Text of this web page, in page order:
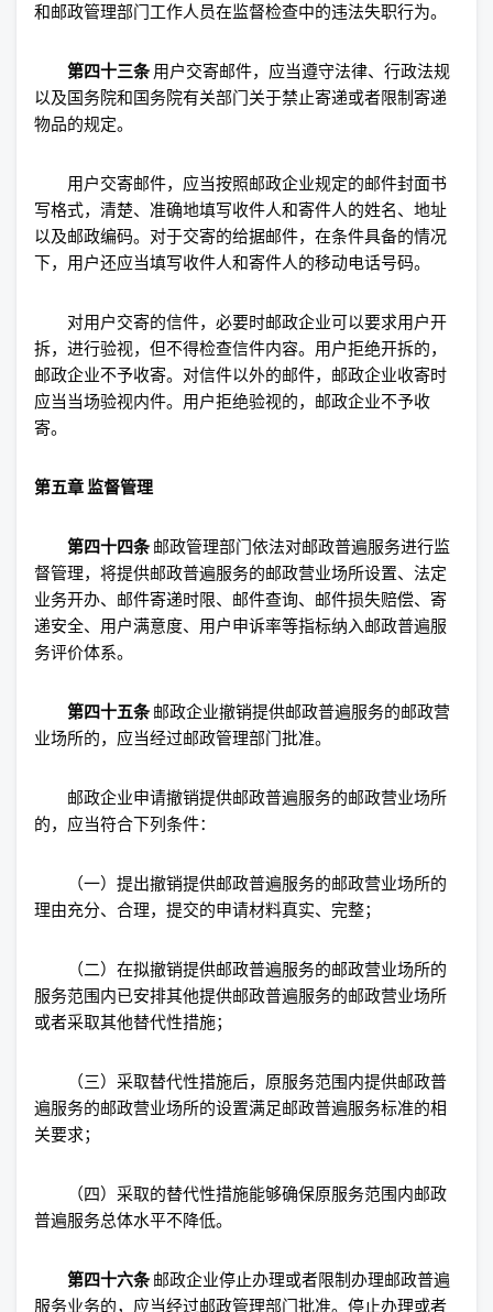
和邮政管理部门工作人员在监督检查中的违法失职行为。
第四十三条用户交寄邮件，应当遵守法律、行政法规
以及国务院和国务院有关部门关于禁止寄递或者限制寄递
物品的规定。
用户交寄邮件，应当按照邮政企业规定的邮件封面书
写格式，清楚、准确地填写收件人和寄件人的姓名、地址
以及邮政编码。对于交寄的给据邮件，在条件具备的情况
下，用户还应当填写收件人和寄件人的移动电话号码。
对用户交寄的信件，必要时邮政企业可以要求用户开
拆，进行验视，但不得检查信件内容。用户拒绝开拆的，
邮政企业不予收寄。对信件以外的邮件，邮政企业收寄时
应当当场验视内件。用户拒绝验视的，邮政企业不予收
寄。
第五章 监督管理
第四十四条邮政管理部门依法对邮政普遍服务进行监
督管理，将提供邮政普遍服务的邮政营业场所设置、法定
业务开办、邮件寄递时限、邮件查询、邮件损失赔偿、寄
递安全、用户满意度、用户申诉率等指标纳入邮政普遍服
务评价体系。
第四十五条邮政企业撤销提供邮政普遍服务的邮政营
业场所的，应当经过邮政管理部门批准。
邮政企业申请撤销提供邮政普遍服务的邮政营业场所
的，应当符合下列条件：
（一）提出撤销提供邮政普遍服务的邮政营业场所的
理由充分、合理，提交的申请材料真实、完整；
（二）在拟撤销提供邮政普遍服务的邮政营业场所的
服务范围内已安排其他提供邮政普遍服务的邮政营业场所
或者采取其他替代性措施；
（三）采取替代性措施后，原服务范围内提供邮政普
遍服务的邮政营业场所的设置满足邮政普遍服务标准的相
关要求；
（四）采取的替代性措施能够确保原服务范围内邮政
普遍服务总体水平不降低。
第四十六条邮政企业停止办理或者限制办理邮政普遍
服务业务的，应当经过邮政管理部门批准。停止办理或者